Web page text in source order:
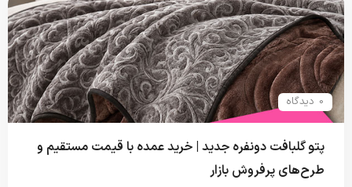
0 دیدگاه
پتو گلبافت دونفره جدید | خرید عمده با قیمت مستقیم و
طرح‌های پرفروش بازار